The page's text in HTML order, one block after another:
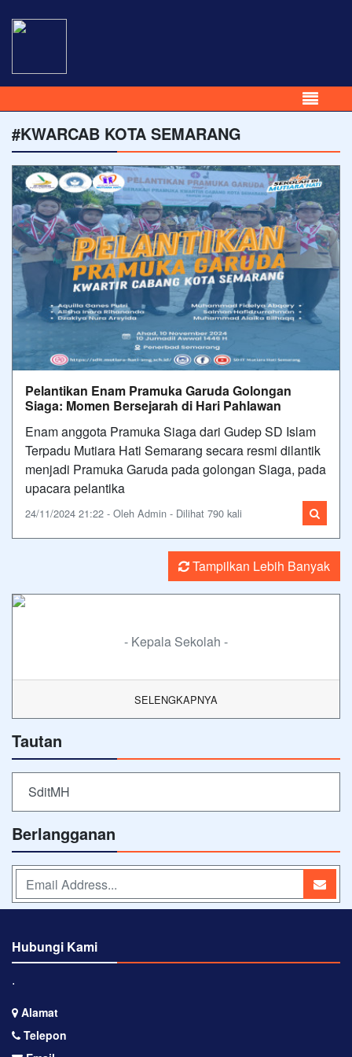
#KWARCAB KOTA SEMARANG
Pelantikan Enam Pramuka Garuda Golongan
Siaga: Momen Bersejarah di Hari Pahlawan
Enam anggota Pramuka Siaga dari Gudep SD Islam
Terpadu Mutiara Hati Semarang secara resmi dilantik
menjadi Pramuka Garuda pada golongan Siaga, pada
upacara pelantika
24/11/2024 21:22 - Oleh Admin - Dilihat 790 kali
Tampilkan Lebih Banyak
- Kepala Sekolah -
SELENGKAPNYA
Tautan
SditMH
Berlangganan
Hubungi Kami
⋅
Alamat
Telepon